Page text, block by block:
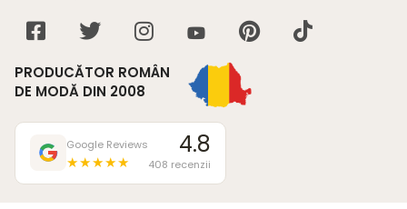
PRODUCĂTOR ROMÂN
DE MODĂ DIN 2008
Google Reviews
★★★★★
4.8
408 recenzii